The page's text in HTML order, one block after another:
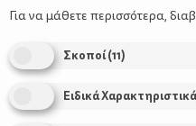
Για να μάθετε περισσότερα,
Σκοποί(11)
Ειδικά Χαρακτηριστικά